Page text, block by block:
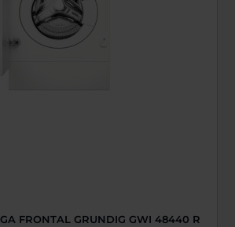
FRONTAL GRUNDIG GWI 48440 R